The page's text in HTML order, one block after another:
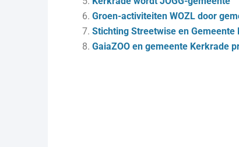
Groen-activiteiten WOZL door
Stichting Streetwise en
GaiaZOO en gemeente Kerkrade